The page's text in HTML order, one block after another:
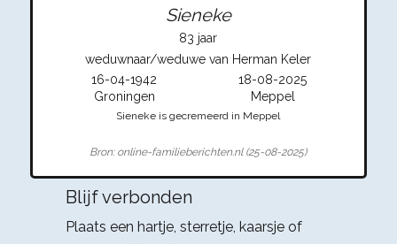
Sieneke
83 jaar
weduwnaar/weduwe van Herman Keler
16-04-1942
18-08-2025
Groningen
Meppel
Sieneke is gecremeerd in Meppel
Bron: online-familieberichten.nl (25-08-2025)
Blijf verbonden
Plaats een hartje, sterretje, kaarsje of